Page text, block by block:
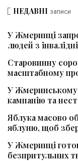
НЕДАВНІ записи
У Жмеринці
людей з
Старовинну
масштабному
У Жмеринському
кампанію та
Яблука масово
яблуню, щоб
У Жмеринці
безпритульних